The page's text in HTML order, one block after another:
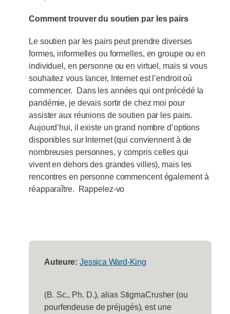
Comment trouver du soutien par les pairs
Le soutien par les pairs peut prendre diverses
formes, informelles ou formelles, en groupe ou en
individuel, en personne ou en virtuel, mais si vous
souhaitez vous lancer, Internet est l’endroit où
commencer. Dans les années qui ont précédé la
pandémie, je devais sortir de chez moi pour
assister aux réunions de soutien par les pairs.
Aujourd’hui, il existe un grand nombre d’options
disponibles sur Internet (qui conviennent à de
nombreuses personnes, y compris celles qui
vivent en dehors des grandes villes), mais les
rencontres en personne commencent également à
réapparaître. Rappelez-vo
Auteure: Jessica Ward-King
(B. Sc., Ph. D.), alias StigmaCrusher (ou
pourfendeuse de préjugés), est une